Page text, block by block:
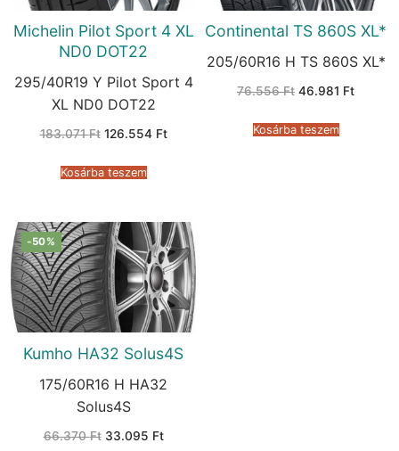
Michelin Pilot Sport 4 XL
ND0 DOT22
295/40R19 Y Pilot Sport 4
XL ND0 DOT22
183.071Ft Original
183.071 Ft.
126.554 FtCurrent
Kosárba teszem
Continental TS 860S XL*
205/60R16 H TS 860S XL*
76.556Ft Original
76.556 Ft.
46.981 FtCurrent
Kosárba teszem
-50%
Kumho HA32 Solus4S
175/60R16 H HA32
Solus4S
66.370Ft Original
33.095 FtCurrent